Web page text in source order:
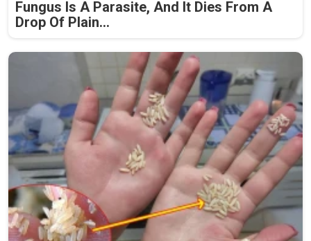
Fungus Is A Parasite, And It Dies From A
Drop Of Plain...